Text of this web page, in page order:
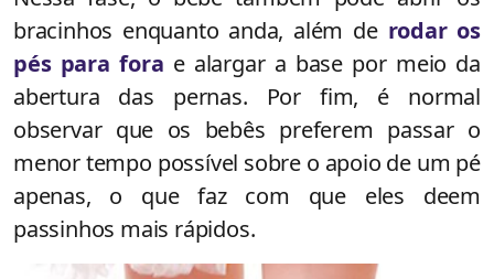
bracinhos enquanto anda, além de rodar os
pés para fora e alargar a base por meio da
abertura das pernas. Por fim, é normal
observar que os bebês preferem passar o
menor tempo possível sobre o apoio de um pé
apenas, o que faz com que eles deem
passinhos mais rápidos.